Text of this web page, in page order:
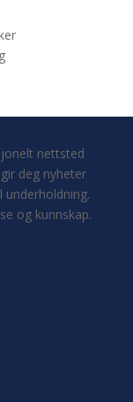
nettsted
deg nyheter
og kunnskap.